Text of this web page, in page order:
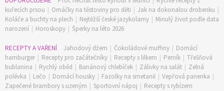
kuřecích prsou | Omáčky na těstoviny pro děti | Jak na dokonalou drobenku |
Koláče a buchty na plech | Nejtěžší české jazykolamy | Minulý život podle data
narození | Horoskopy | Šperky na léto 2026
RECEPTY A VAŘENÍ Jahodový džem | Čokoládové muffiny | Domácí
hamburger | Recepty pro začátečníky | Recepty s lilkem | Perník | Třešňová
bublanina | Rychlý oběd | Banánový chlebíček | Zálivky na salát | Zelná
polévka | Lečo | Domácí housky | Fazolky na smetaně | Vepřová panenka |
Zapečené brambory s uzeným | Sportovní nápoj | Recepty s rybízem